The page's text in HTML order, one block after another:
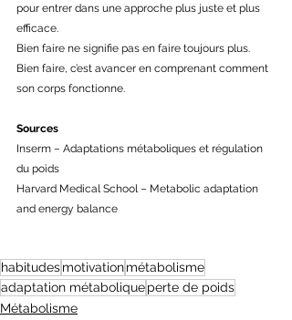
pour entrer dans une approche plus juste et plus
efficace.
Bien faire ne signifie pas en faire toujours plus.
Bien faire, c’est avancer en comprenant comment
son corps fonctionne.
Sources
Inserm – Adaptations métaboliques et régulation
du poids
Harvard Medical School – Metabolic adaptation
and energy balance
habitudesmotivationmétabolisme
adaptation métaboliqueperte de poids
Métabolisme